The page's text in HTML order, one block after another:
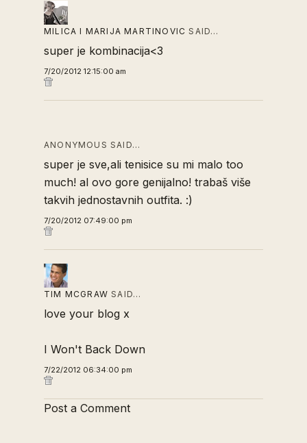
MILICA I MARIJA MARTINOVIC SAID…
super je kombinacija<3
7/20/2012 12:15:00 am
ANONYMOUS SAID…
super je sve,ali tenisice su mi malo too
much! al ovo gore genijalno! trabaš više
takvih jednostavnih outfita. :)
7/20/2012 07:49:00 pm
TIM MCGRAW SAID…
love your blog x
I Won't Back Down
7/22/2012 06:34:00 pm
Post a Comment